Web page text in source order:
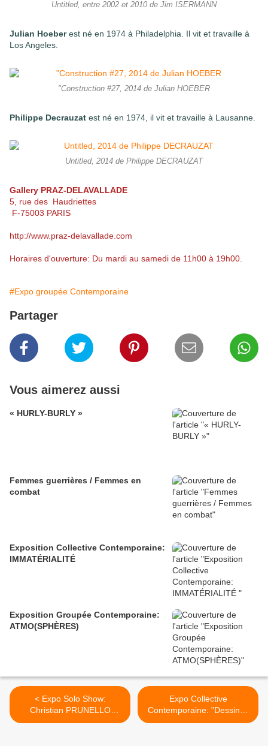
Untitled, entre 2002 et 2010 de Jim ISERMANN
Julian Hoeberest né en 1974 à Philadelphia. Il vit et travaille à
Los Angeles.
"Construction #27, 2014 de Julian HOEBER
Philippe Decrauzat est né en 1974, il vit et travaille à Lausanne.
Untitled, 2014 de Philippe DECRAUZAT
Gallery PRAZ-DELAVALLADE
5, rue des Haudriettes
F-75003 PARIS
http://www.praz-delavallade.com
Horaires d'ouverture: Du mardi au samedi de 11h00 à 19h00.
#Expo groupée Contemporaine
Partager
Vous aimerez aussi
« HURLY-BURLY »
Femmes guerrières / Femmes en
combat
Exposition Collective Contemporaine:
IMMATÉRIALITÉ
Exposition Groupée Contemporaine:
ATMO(SPHÈRES)
< Expo Solo Show:
Christian PRUNELLO
"CAPUT MORTUUM* "
Expo Collective
Contemporaine: "Dessinez
Eros! " >